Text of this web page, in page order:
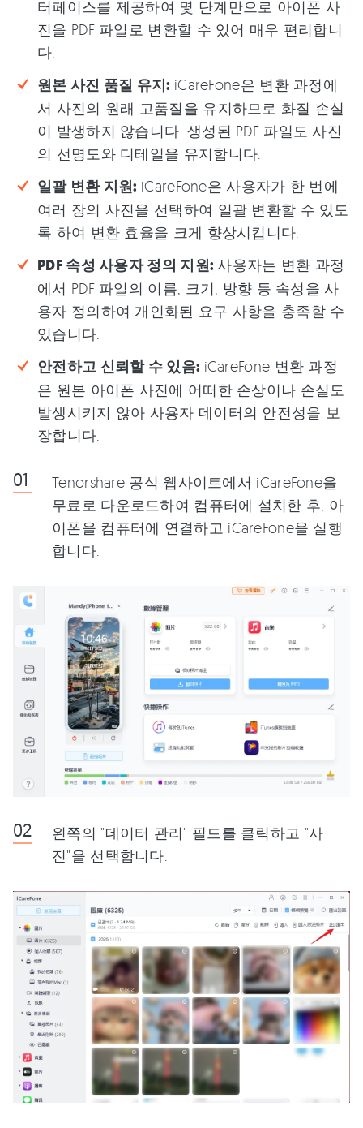
터페이스를 제공하여 몇 단계만으로 아이폰 사
진을 PDF 파일로 변환할 수 있어 매우 편리합니
다.
원본 사진 품질 유지: iCareFone은 변환 과정에
서 사진의 원래 고품질을 유지하므로 화질 손실
이 발생하지 않습니다. 생성된 PDF 파일도 사진
의 선명도와 디테일을 유지합니다.
일괄 변환 지원: iCareFone은 사용자가 한 번에
여러 장의 사진을 선택하여 일괄 변환할 수 있도
록 하여 변환 효율을 크게 향상시킵니다.
PDF 속성 사용자 정의 지원: 사용자는 변환 과정
에서 PDF 파일의 이름, 크기, 방향 등 속성을 사
용자 정의하여 개인화된 요구 사항을 충족할 수
있습니다.
안전하고 신뢰할 수 있음: iCareFone 변환 과정
은 원본 아이폰 사진에 어떠한 손상이나 손실도
발생시키지 않아 사용자 데이터의 안전성을 보
장합니다.
Tenorshare 공식 웹사이트에서 iCareFone을
무료로 다운로드하여 컴퓨터에 설치한 후, 아
이폰을 컴퓨터에 연결하고 iCareFone을 실행
합니다.
왼쪽의 "데이터 관리" 필드를 클릭하고 "사
진"을 선택합니다.